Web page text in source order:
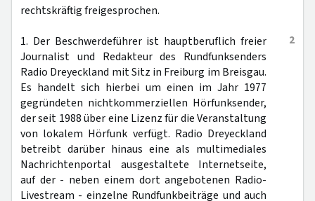
rechtskräftig freigesprochen.
2
1. Der Beschwerdeführer ist hauptberuflich freier
Journalist und Redakteur des Rundfunksenders
Radio Dreyeckland mit Sitz in Freiburg im Breisgau.
Es handelt sich hierbei um einen im Jahr 1977
gegründeten nichtkommerziellen Hörfunksender,
der seit 1988 über eine Lizenz für die Veranstaltung
von lokalem Hörfunk verfügt. Radio Dreyeckland
betreibt darüber hinaus eine als multimediales
Nachrichtenportal ausgestaltete Internetseite,
auf der - neben einem dort angebotenen Radio-
Livestream - einzelne Rundfunkbeiträge und auch